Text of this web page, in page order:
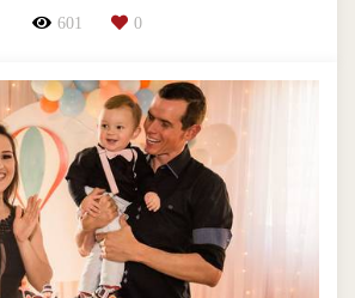
601 0